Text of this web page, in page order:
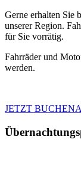
Gerne erhalten Sie
unserer Region.
für Sie vorrätig.
Fahrräder und
werden.
JETZT BUCHEN